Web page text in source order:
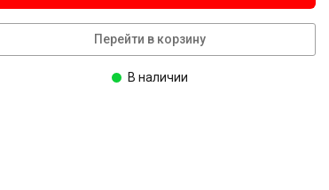
Перейти в корзину
В наличии